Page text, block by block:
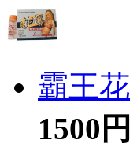
霸王花
1500円